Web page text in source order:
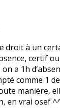
droit à un
certif
a 1h
comme 1
manière,
en vrai osef